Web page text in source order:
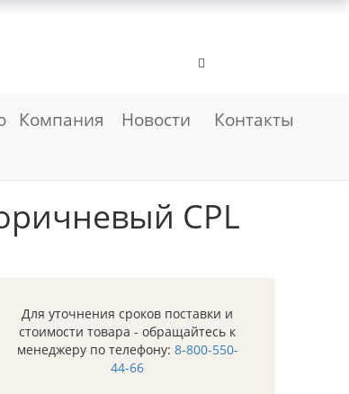
Компания Новости Контакты
CPL
Для уточнения сроков поставки и
стоимости товара - обращайтесь к
менеджеру по телефону: 8-800-550-
44-66